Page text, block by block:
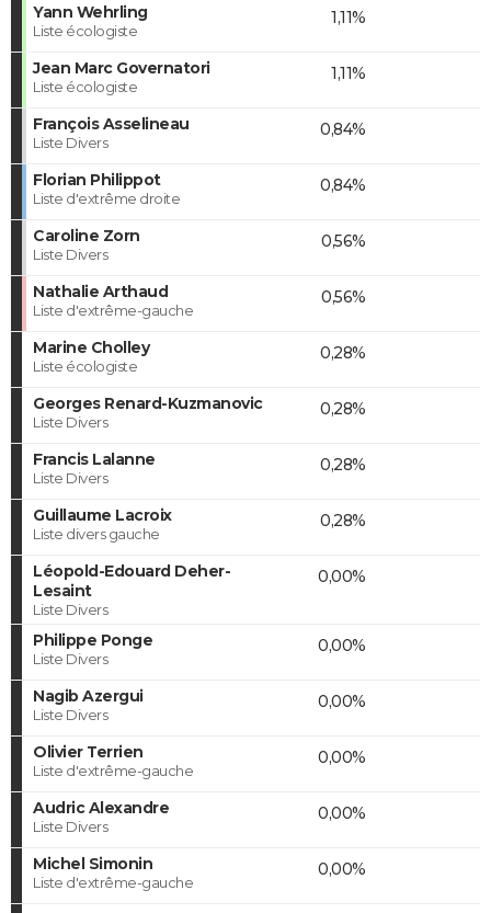
Yann Wehrling
Liste écologiste
1,11%
Jean Marc Governatori
Liste écologiste
1,11%
François Asselineau
Liste Divers
0,84%
Florian Philippot
Liste d'extrême droite
0,84%
Caroline Zorn
Liste Divers
0,56%
Nathalie Arthaud
Liste d'extrême-gauche
0,56%
Marine Cholley
Liste écologiste
0,28%
Georges Renard-Kuzmanovic
Liste Divers
0,28%
Francis Lalanne
Liste Divers
0,28%
Guillaume Lacroix
Liste divers gauche
0,28%
Léopold-Edouard Deher-
Lesaint
Liste Divers
0,00%
Philippe Ponge
Liste Divers
0,00%
Nagib Azergui
Liste Divers
0,00%
Olivier Terrien
Liste d'extrême-gauche
0,00%
Audric Alexandre
Liste Divers
0,00%
Michel Simonin
Liste d'extrême-gauche
0,00%